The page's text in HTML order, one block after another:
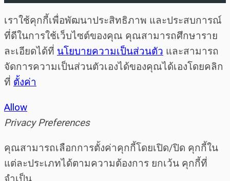
เราใช้คุกกี้เพื่อพัฒนาประสิทธิภาพ และประสบการณ์
ที่ดีในการใช้เว็บไซต์ของคุณ คุณสามารถศึกษาราย
ละเอียดได้ที่ นโยบายความเป็นส่วนตัว และสามารถ
จัดการความเป็นส่วนตัวเองได้ของคุณได้เองโดยคลิก
ที่ ตั้งค่า
Allow
Privacy Preferences
คุณสามารถเลือกการตั้งค่าคุกกี้โดยเปิด/ปิด คุกกี้ใน
แต่ละประเภทได้ตามความต้องการ ยกเว้น คุกกี้ที่